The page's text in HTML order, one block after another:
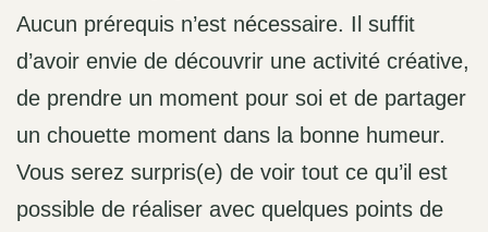
Aucun prérequis n’est nécessaire. Il suffit
d’avoir envie de découvrir une activité créative,
de prendre un moment pour soi et de partager
un chouette moment dans la bonne humeur.
Vous serez surpris(e) de voir tout ce qu’il est
possible de réaliser avec quelques points de